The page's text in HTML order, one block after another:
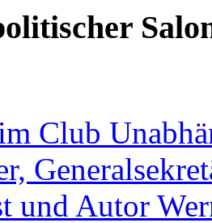
Club
und Autor